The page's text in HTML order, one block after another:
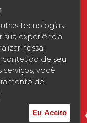
tecnologias
sua experiência
nossa
de seu
serviços, você
de
Eu Aceito